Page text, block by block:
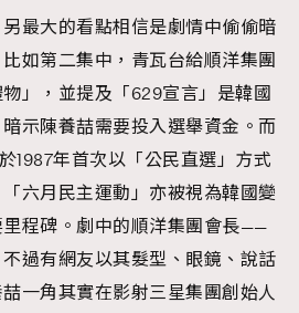
DressLikeAParisienne
FigaroAesthetic
最大的看點相信是劇情中偷偷暗
如第二集中，青瓦台給順洋集團
」，並提及「629宣言」是韓國
示陳養喆需要投入選舉資金。而
1987年首次以「公民直選」方式
六月民主運動」亦被視為韓國變
程碑。劇中的順洋集團會長——
過有網友以其髮型、眼鏡、說話
一角其實在影射三星集團創始人